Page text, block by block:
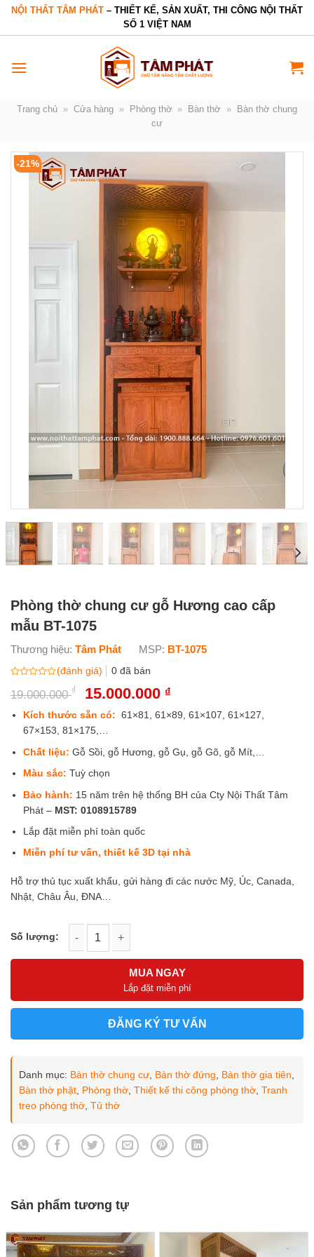
Bỏ
dung
NỘI THẤT TÂM PHÁT – THIẾT KẾ, SẢN XUẤT, THI CÔNG NỘI THẤT
SỐ 1 VIỆT NAM
Trang chủ » Cửa hàng » Phòng thờ » Bàn thờ »
Bàn thờ chung
cư
-21%
Phòng thờ chung cư gỗ Hương cao cấp
mẫu BT-1075
Thương hiệu: Tâm Phát MSP: BT-1075
xếp
(đánh giá) 0đã bán
19.000.000₫
Giá
gốc
là:
19.000.000 ₫.
15.000.000 ₫Giá
tại
Kích thước sẵn có: 61×81, 61×89, 61×107, 61×127,
67×153, 81×175,…
Chất liệu: Gỗ Sồi, gỗ Hương, gỗ Gụ, gỗ Gõ, gỗ Mít,…
Màu sắc: Tuỳ chọn
Bảo hành: 15 năm trên hệ thống BH của Cty Nội Thất Tâm
Phát – MST: 0108915789
Lắp đặt miễn phí toàn quốc
Miễn phí tư vấn, thiết kế 3D tại nhà
Hỗ trợ thủ tục xuất khẩu, gửi hàng đi các nước Mỹ, Úc, Canada,
Nhật, Châu Âu, ĐNA…
Phòng thờ chung cư gỗ Hương cao cấp mẫu BT-1075 số lượng
MUA NGAY
Lắp đặt miễn phí
ĐĂNG KÝ TƯ VẤN
Danh mục: Bàn thờ chung cư Bàn thờ đứng Bàn thờ gia tiên
Bàn thờ phật Phòng thờ Thiết kế thi công phòng thờ Tranh
treo phòng thờ Tủ thờ
Sản phẩm tương tự